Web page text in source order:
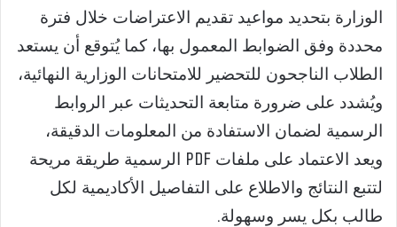
الوزارة بتحديد مواعيد تقديم الاعتراضات خلال فترة
محددة وفق الضوابط المعمول بها، كما يُتوقع أن يستعد
الطلاب الناجحون للتحضير للامتحانات الوزارية النهائية،
ويُشدد على ضرورة متابعة التحديثات عبر الروابط
الرسمية لضمان الاستفادة من المعلومات الدقيقة،
ويعد الاعتماد على ملفات PDF الرسمية طريقة مريحة
لتتبع النتائج والاطلاع على التفاصيل الأكاديمية لكل
طالب بكل يسر وسهولة.